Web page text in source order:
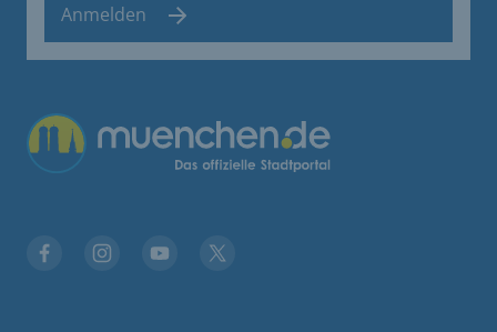
Anmelden
Übergreifende Links